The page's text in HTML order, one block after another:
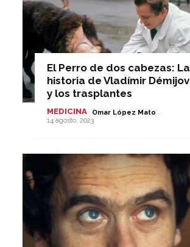
El Perro de dos cabezas: La
historia de Vladímir Démijov
y los trasplantes
MEDICINA Omar López Mato -
14 agosto, 2023